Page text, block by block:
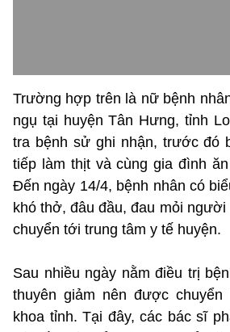
Trường hợp trên là nữ bệnh
ngụ tại huyện Tân Hưng, tỉnh
tra bệnh sử ghi nhận, trước đó
tiếp làm thịt và cùng gia đình
Đến ngày 14/4, bệnh nhân có
khó thở, đâu đầu, đau mỏi
chuyển tới trung tâm y tế huyện.
Sau nhiều ngày nằm điều trị
thuyên giảm nên được
khoa tỉnh. Tại đây, các bác sĩ